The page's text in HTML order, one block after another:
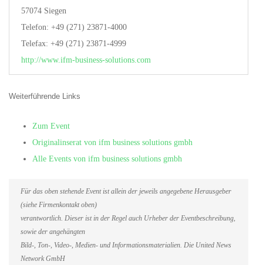
57074 Siegen
Telefon: +49 (271) 23871-4000
Telefax: +49 (271) 23871-4999
http://www.ifm-business-solutions.com
Weiterführende Links
Zum Event
Originalinserat von ifm business solutions gmbh
Alle Events von ifm business solutions gmbh
Für das oben stehende Event ist allein der jeweils angegebene Herausgeber
(siehe Firmenkontakt oben)
verantwortlich. Dieser ist in der Regel auch Urheber der Eventbeschreibung,
sowie der angehängten
Bild-, Ton-, Video-, Medien- und Informationsmaterialien. Die United News
Network GmbH